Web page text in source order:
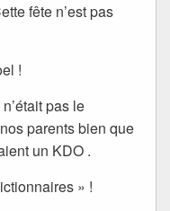
fête n’est pas
!
pas le
parents bien que
un KDO .
» !